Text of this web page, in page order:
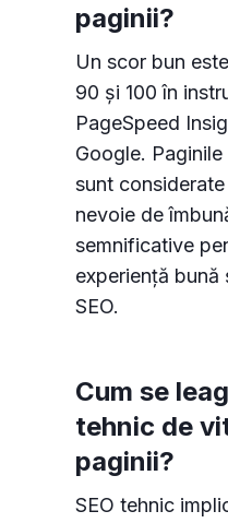
paginii?
Un scor bun
90 și 100 în
PageSpeed
Google.
sunt
nevoie de
semnificative
experiență bună
SEO.
Cum se
tehnic de
paginii?
SEO tehnic